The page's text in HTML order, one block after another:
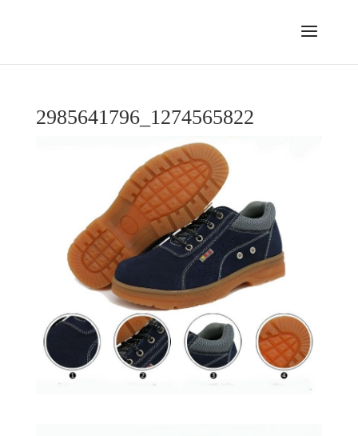
2985641796_1274565822